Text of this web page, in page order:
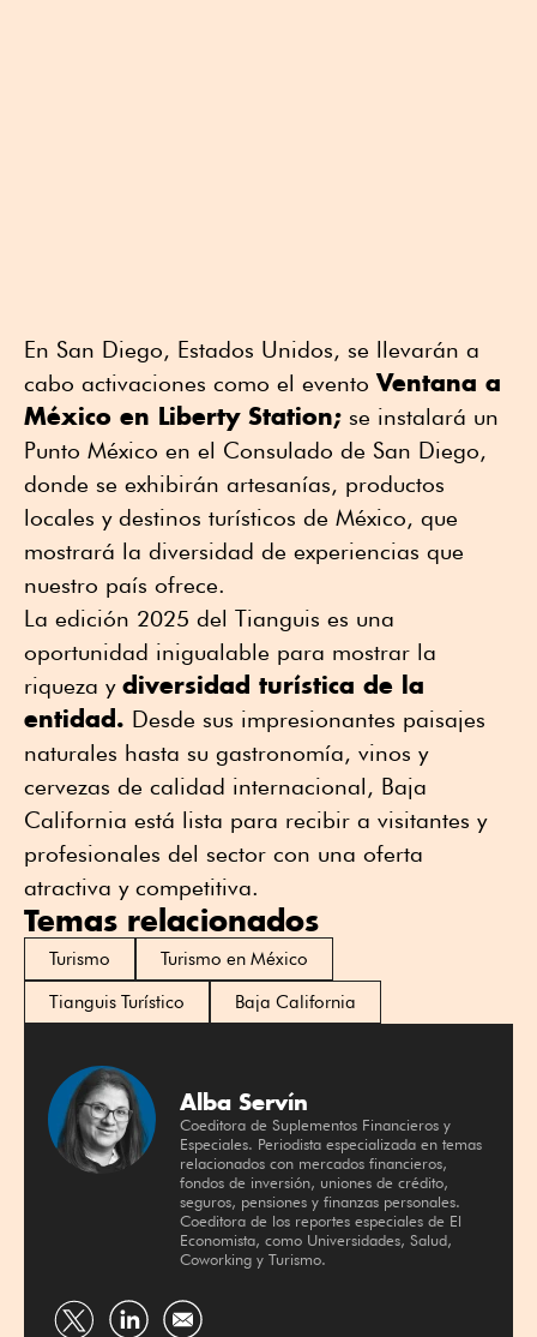
En San Diego, Estados Unidos, se llevarán a
cabo activaciones como el eventoVentana a
México en Liberty Station; se instalará un
Punto México en el Consulado de San Diego,
donde se exhibirán artesanías, productos
locales y destinos turísticos de México, que
mostrará la diversidad de experiencias que
nuestro país ofrece.
La edición 2025 del Tianguis es una
oportunidad inigualable para mostrar la
riqueza y diversidad turística de la
entidad. Desde sus impresionantes paisajes
naturales hasta su gastronomía, vinos y
cervezas de calidad internacional, Baja
California está lista para recibir a visitantes y
profesionales del sector con una oferta
atractiva y competitiva.
Temas relacionados
Turismo
Turismo en México
Tianguis Turístico
Baja California
Alba Servín
Coeditora de Suplementos Financieros y
Especiales. Periodista especializada en temas
relacionados con mercados financieros,
fondos de inversión, uniones de crédito,
seguros, pensiones y finanzas personales.
Coeditora de los reportes especiales de El
Economista, como Universidades, Salud,
Coworking y Turismo.
Compartir Compartir